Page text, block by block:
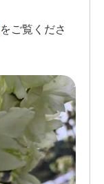
をご覧くださ